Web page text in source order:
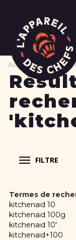
Accueil Résultats de
FILTRE
Termes de
kitchenaid 10
kitchenaid 100g
kitchenaid 10'
kitchenaid+100